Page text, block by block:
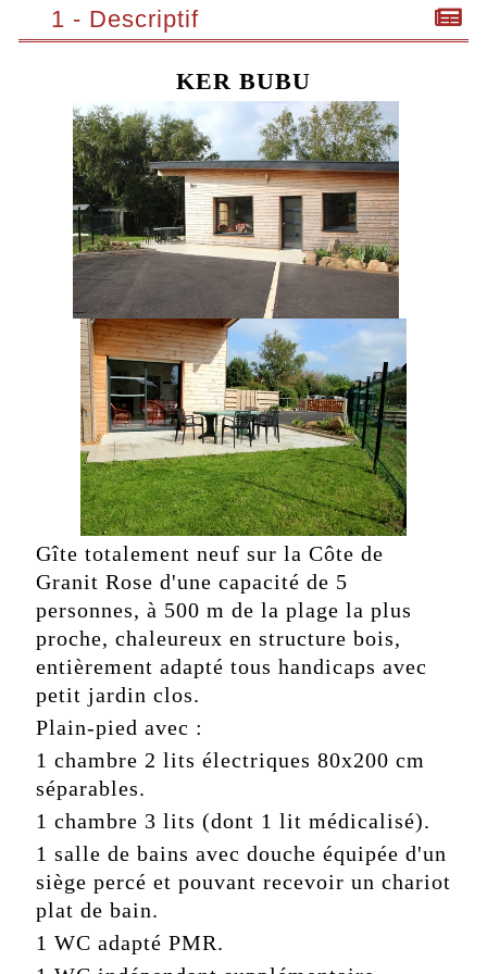
1 - Descriptif
KER BUBU
Gîte totalement neuf sur la Côte de
Granit Rose d'une capacité de 5
personnes, à 500 m de la plage la plus
proche, chaleureux en structure bois,
entièrement adapté tous handicaps avec
petit jardin clos.
Plain-pied avec :
1 chambre 2 lits électriques 80x200 cm
séparables.
1 chambre 3 lits (dont 1 lit médicalisé).
1 salle de bains avec douche équipée d'un
siège percé et pouvant recevoir un chariot
plat de bain.
1 WC adapté PMR.